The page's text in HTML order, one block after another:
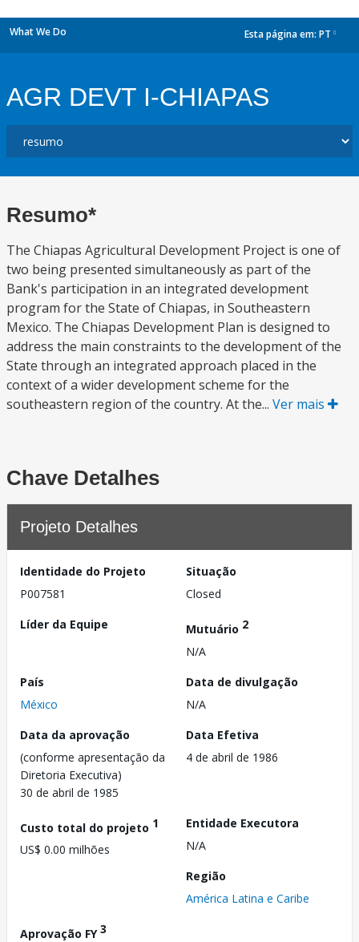
What We Do Esta página em: PT
AGR DEVT I-CHIAPAS
Resumo*
The Chiapas Agricultural Development Project is one of
two being presented simultaneously as part of the
Bank's participation in an integrated development
program for the State of Chiapas, in Southeastern
Mexico. The Chiapas Development Plan is designed to
address the main constraints to the development of the
State through an integrated approach placed in the
context of a wider development scheme for the
southeastern region of the country. At the... Ver mais
Chave Detalhes
Projeto Detalhes
Identidade do Projeto
P007581
Situação
Closed
Líder da Equipe
Mutuário 2
N/A
País
México
Data de divulgação
N/A
Data da aprovação
(conforme apresentação da
Diretoria Executiva)
30 de abril de 1985
Data Efetiva
4 de abril de 1986
Custo total do projeto 1
US$ 0.00 milhões
Entidade Executora
N/A
Região
América Latina e Caribe
Aprovação FY3